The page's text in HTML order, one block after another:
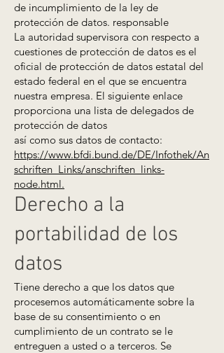
de incumplimiento de la ley de
protección de datos. responsable
La autoridad supervisora con respecto a
cuestiones de protección de datos es el
oficial de protección de datos estatal del
estado federal en el que se encuentra
nuestra empresa. El siguiente enlace
proporciona una lista de delegados de
protección de datos
así como sus datos de contacto:
https://www.bfdi.bund.de/DE/Infothek/An
schriften_Links/anschriften_links-
node.html.
Derecho a la
portabilidad de los
datos
Tiene derecho a que los datos que
procesemos automáticamente sobre la
base de su consentimiento o en
cumplimiento de un contrato se le
entreguen a usted o a terceros. Se